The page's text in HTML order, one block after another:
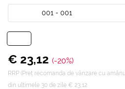
001 - 001
€ 23,12 (-20%)
RRP (Preț recomanda de vânzare cu
din ultimele 30 de zile € 23,12